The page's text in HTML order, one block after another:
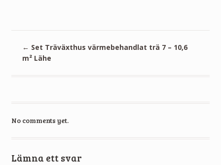
← Set Träväxthus värmebehandlat trä 7 – 10,6
m² Lähe
No comments yet.
Lämna ett svar